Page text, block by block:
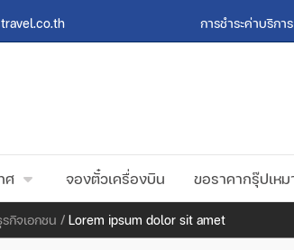
การชำระค่าบริการ
ศ จองตั๋วเครื่องบิน ขอราคากรุ๊ปเหม
กิจเอกชน / Lorem ipsum dolor sit amet